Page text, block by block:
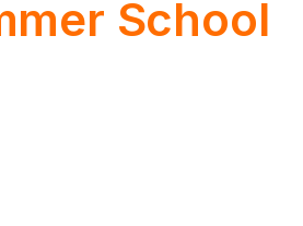
School